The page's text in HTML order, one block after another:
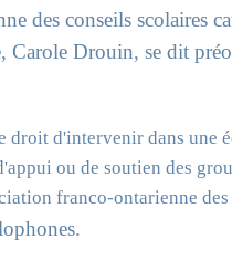
des conseils scolaires
Drouin, se dit
d'intervenir dans une
ou de soutien des
franco-ontarienne